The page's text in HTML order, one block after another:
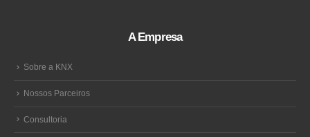
A Empresa
Sobre a KNX
Nossos Parceiros
Consultoria